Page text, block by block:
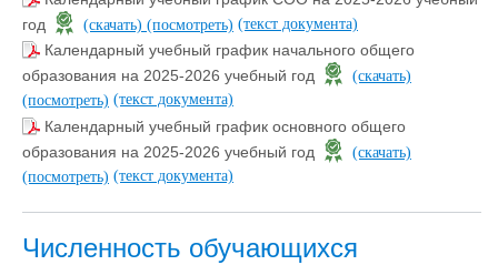
год
(скачать) (посмотреть) (текст документа)
Календарный учебный график начального общего
образования на 2025-2026 учебный год
(скачать)
(посмотреть) (текст документа)
Календарный учебный график основного общего
образования на 2025-2026 учебный год
(скачать)
(посмотреть) (текст документа)
Численность обучающихся